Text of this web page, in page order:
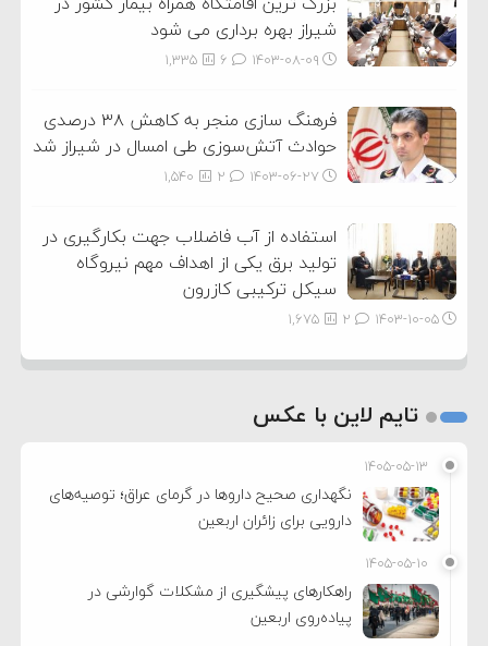
شیراز بهره برداری می شود
۱۴۰۳-۰۸-۰۹ 1,335
فرهنگ سازی منجر به کاهش ۳۸ درصدی
حوادث آتش‌سوزی طی امسال در شیراز شد
۱۴۰۳-۰۶-۲۷ 1,540
استفاده از آب فاضلاب جهت بکارگیری در
تولید برق یکی از اهداف مهم نیروگاه
سیکل ترکیبی کازرون
۱۴۰۳-۱۰-۰۵ 1,675
تایم لاین با عکس
۱۴۰۵-۰۵-۱۳
نگهداری صحیح داروها در گرمای عراق؛ توصیه‌های
دارویی برای زائران اربعین
۱۴۰۵-۰۵-۱۰
راهکارهای پیشگیری از مشکلات گوارشی در
پیاده‌روی اربعین